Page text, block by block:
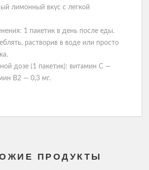
лимонный вкус с легкой
1 пакетик в день после еды.
растворив в воде или просто
дозе (1 пакетик): витамин C —
B2 — 0,3 мг.
ПРОДУКТЫ